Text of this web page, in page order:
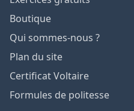
Boutique
Qui sommes-nous ?
Plan du site
Certificat Voltaire
Formules de politesse